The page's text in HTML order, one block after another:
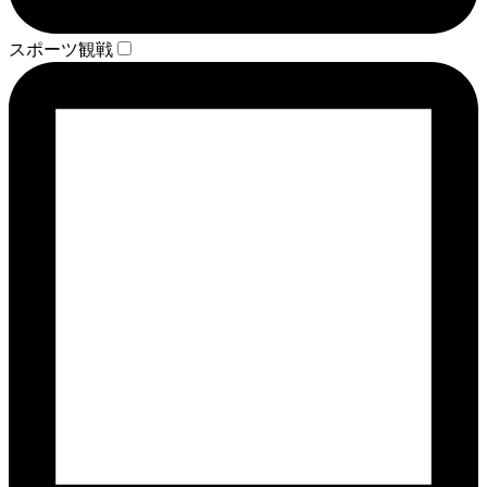
スポーツ観戦